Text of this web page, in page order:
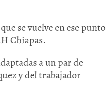
se vuelve en ese punto
Chiapas.
a un par de
y del trabajador